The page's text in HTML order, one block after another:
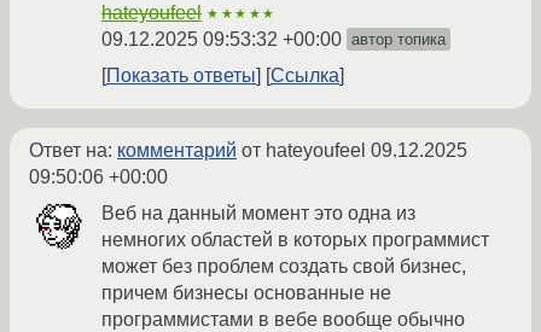
hateyoufeel ★★★★★
09.12.2025 09:53:32 +00:00 автор топика
Показать ответы Ссылка
Ответ на: комментарий от hateyoufeel 09.12.2025
09:50:06 +00:00
Веб на данный момент это одна из
немногих областей в которых программист
может без проблем создать свой бизнес,
причем бизнесы основанные не
программистами в вебе вообще обычно